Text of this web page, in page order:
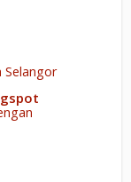
Selangor